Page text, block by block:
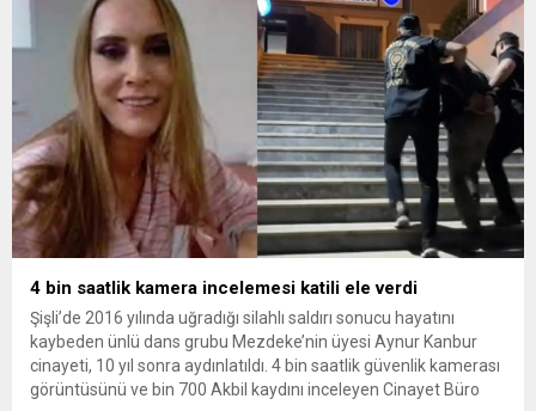
soruşturmada tutuklamalar genişliyor. Son olarak dönemin...
4 bin saatlik kamera incelemesi katili ele verdi
Şişli’de 2016 yılında uğradığı silahlı saldırı sonucu hayatını
kaybeden ünlü dans grubu Mezdeke’nin üyesi Aynur Kanbur
cinayeti, 10 yıl sonra aydınlatıldı. 4 bin saatlik güvenlik kamerası
görüntüsünü ve bin 700 Akbil kaydını inceleyen Cinayet Büro